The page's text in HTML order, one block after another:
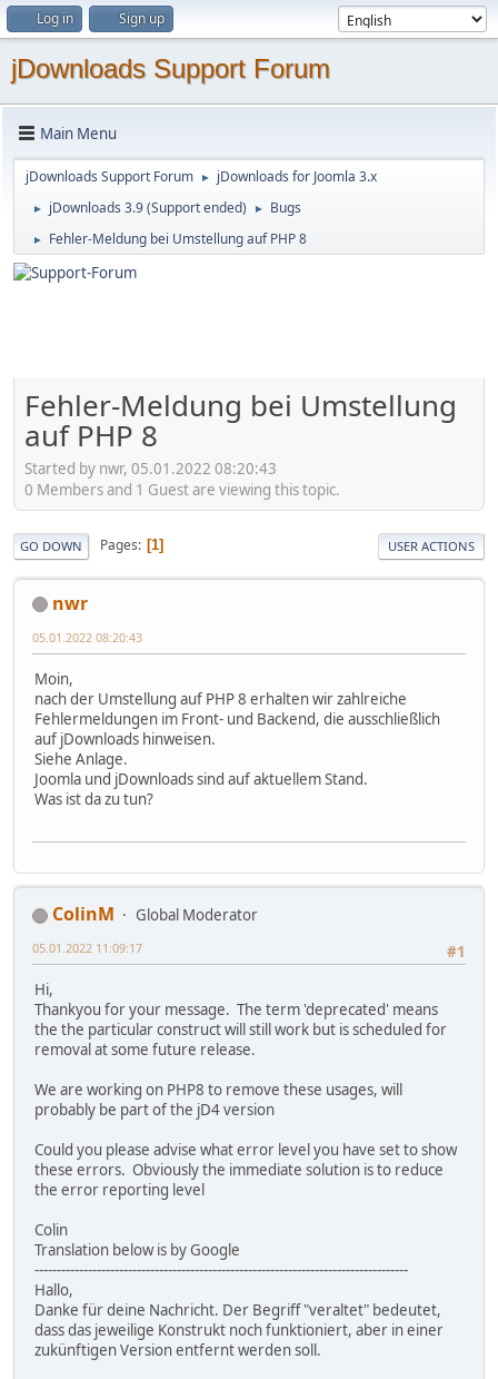
Log in Sign up
jDownloads Support Forum
Main Menu
jDownloads Support Forum ► jDownloads for Joomla 3.x
► jDownloads 3.9 (Support ended) ► Bugs
► Fehler-Meldung bei Umstellung auf PHP 8
Fehler-Meldung bei Umstellung
auf PHP 8
Started by nwr, 05.01.2022 08:20:43
0 Members and 1 Guest are viewing this topic.
GO DOWN Pages 1 USER ACTIONS
nwr
05.01.2022 08:20:43
Moin,
nach der Umstellung auf PHP 8 erhalten wir zahlreiche
Fehlermeldungen im Front- und Backend, die ausschließlich
auf jDownloads hinweisen.
Siehe Anlage.
Joomla und jDownloads sind auf aktuellem Stand.
Was ist da zu tun?
ColinM
Global Moderator
#1
05.01.2022 11:09:17
Hi,
Thankyou for your message. The term 'deprecated' means
the the particular construct will still work but is scheduled for
removal at some future release.
We are working on PHP8 to remove these usages, will
probably be part of the jD4 version
Could you please advise what error level you have set to show
these errors. Obviously the immediate solution is to reduce
the error reporting level
Colin
Translation below is by Google
------------------------------------------------------------------------------------
Hallo,
Danke für deine Nachricht. Der Begriff "veraltet" bedeutet,
dass das jeweilige Konstrukt noch funktioniert, aber in einer
zukünftigen Version entfernt werden soll.